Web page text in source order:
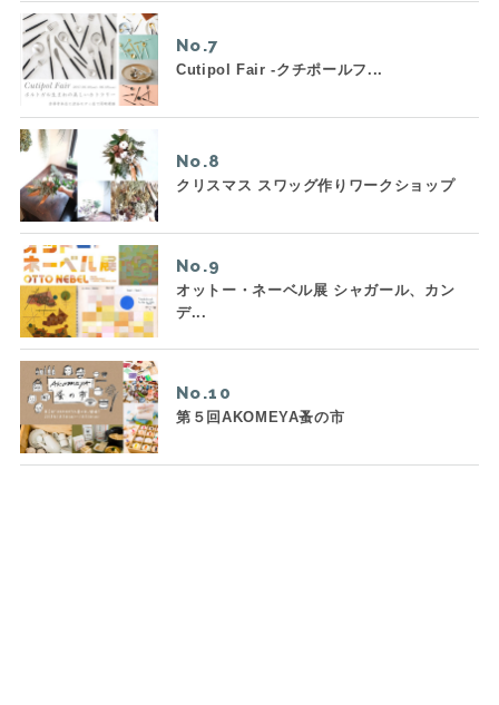
No.
Cutipol Fair -クチポールフ...
No.
クリスマス スワッグ作りワークショップ
No.
オットー・ネーベル展 シャガール、カン
デ...
No.
第５回AKOMEYA蚤の市